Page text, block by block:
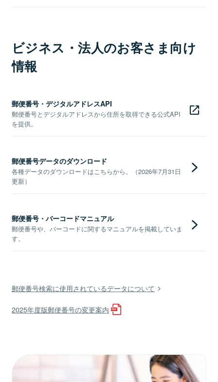
ビジネス・法人のお客さま向け
情報
郵便番号・デジタルアドレスAPI
郵便番号とデジタルアドレスから住所を取得できる公式API
を提供。
郵便番号データのダウンロード
各種データのダウンロードはこちらから。（2026年7月31日
更新）
郵便番号・バーコードマニュアル
郵便番号や、バーコードに関するマニュアルを掲載していま
す。
郵便番号検索に使用されているデータについて
2025年度版郵便番号の変更案内